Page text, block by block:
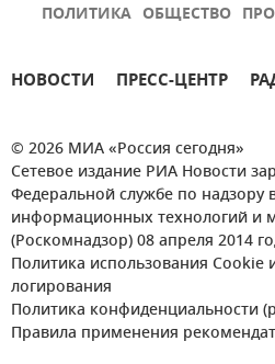
ПОЛИТИКА ОБЩЕСТВО
НОВОСТИ ПРЕСС-ЦЕНТР
© 2026 МИА «Россия сегодня»
Сетевое издание РИА Новости
Федеральной службе по надзору
информационных технологий и
(Роскомнадзор) 08 апреля 2014
Политика использования Cookie
логирования
Политика конфиденциальности
Правила применения